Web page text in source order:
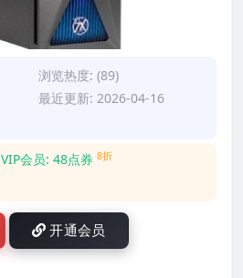
浏览热度: (89)
最近更新: 2026-04-16
VIP会员: 48点券 8折
开通会员